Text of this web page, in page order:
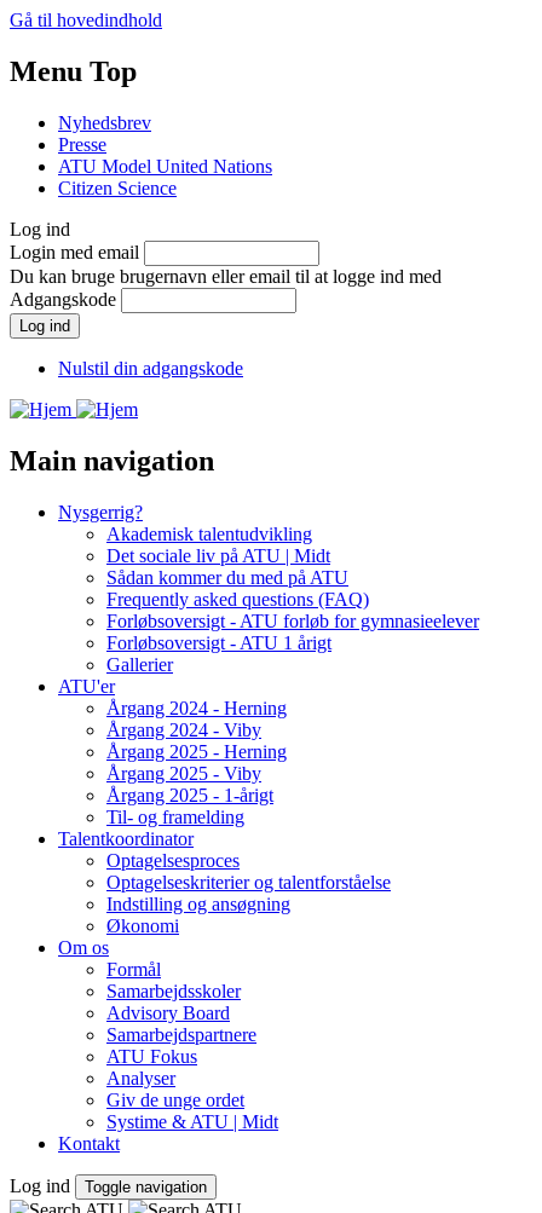
Gå til hovedindhold
Menu Top
Nyhedsbrev
Presse
ATU Model United Nations
Citizen Science
Log ind
Login med email
Du kan bruge brugernavn eller email til at logge ind med
Adgangskode
Nulstil din adgangskode
Main navigation
Nysgerrig?
Akademisk talentudvikling
Det sociale liv på ATU | Midt
Sådan kommer du med på ATU
Frequently asked questions (FAQ)
Forløbsoversigt - ATU forløb for gymnasieelever
Forløbsoversigt - ATU 1 årigt
Gallerier
ATU'er
Årgang 2024 - Herning
Årgang 2024 - Viby
Årgang 2025 - Herning
Årgang 2025 - Viby
Årgang 2025 - 1-årigt
Til- og framelding
Talentkoordinator
Optagelsesproces
Optagelseskriterier og talentforståelse
Indstilling og ansøgning
Økonomi
Om os
Formål
Samarbejdsskoler
Advisory Board
Samarbejdspartnere
ATU Fokus
Analyser
Giv de unge ordet
Systime & ATU | Midt
Kontakt
Log ind Toggle navigation